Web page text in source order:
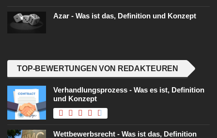
Azar - Was ist das, Definition und Konzept
TOP-BEWERTUNGEN VON REDAKTEUREN
Verhandlungsprozess - Was es ist, Definition
und Konzept
Wettbewerbsrecht - Was ist das, Definition